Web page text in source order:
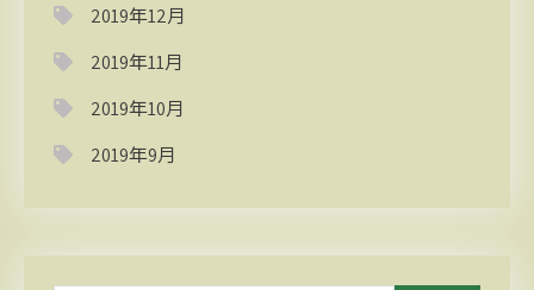
2019年12月
2019年11月
2019年10月
2019年9月